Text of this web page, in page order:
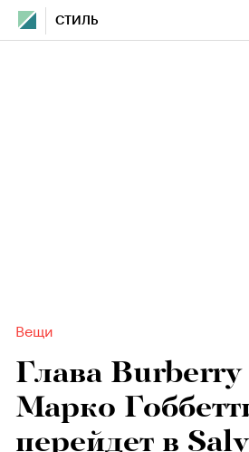
СТИЛЬ
Вещи
Глава
Марко
перейдет в